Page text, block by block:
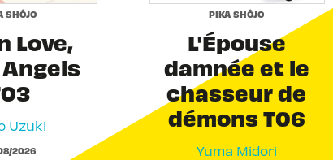
SHÔJO
Love,
Uzuki
2026
PIKA SHÔJO
L'Épouse
damnée et le
chasseur de
démons T06
Yuma Midori